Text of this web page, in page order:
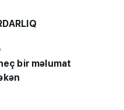
bir məlumat